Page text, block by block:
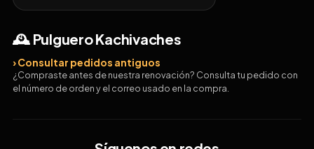
🕰️ Pulguero Kachivaches
› Consultar pedidos antiguos
¿Compraste antes de nuestra renovación? Consulta tu pedido con
el número de orden y el correo usado en la compra.